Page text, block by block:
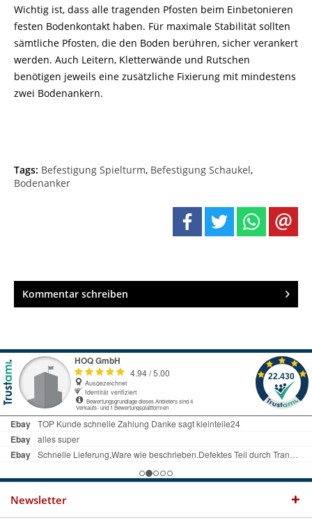
Wichtig ist, dass alle tragenden Pfosten beim Einbetonieren
festen Bodenkontakt haben. Für maximale Stabilität sollten
sämtliche Pfosten, die den Boden berühren, sicher verankert
werden. Auch Leitern, Kletterwände und Rutschen
benötigen jeweils eine zusätzliche Fixierung mit mindestens
zwei Bodenankern.
Tags: Befestigung Spielturm, Befestigung Schaukel,
Bodenanker
Kommentar schreiben
Newsletter